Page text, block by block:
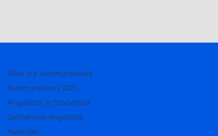
Alles zur Kommunalwahl
Kommunalwahl 2023
Angebote in Stapelfeld
Selfservice-Angebote
Kalender